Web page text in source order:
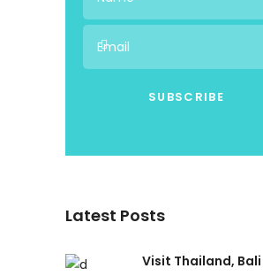
Latest Posts
Visit Thailand,